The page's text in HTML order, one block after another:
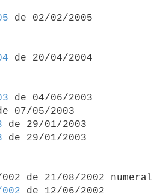
de 02/02/2005
de 20/04/2004
de 04/06/2003
07/05/2003
de 29/01/2003
de 29/01/2003
de 21/08/2002 numeral